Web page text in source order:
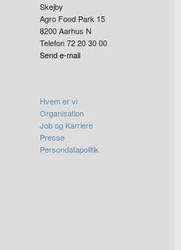
Skejby
Agro Food Park 15
8200Aarhus N
Telefon 72 20 30 00
Send e-mail
Hvem er vi
Organisation
Job og Karriere
Presse
Persondatapolitik